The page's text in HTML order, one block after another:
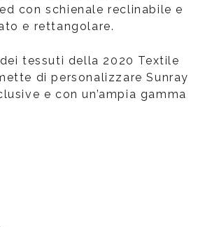
con schienale reclinabile e
e rettangolare.
dei tessuti della 2020 Textile
di personalizzare Sunray
e con un’ampia gamma